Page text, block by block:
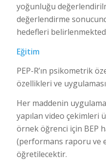
yoğunluğu
değerlendirme
hedefleri
Eğitim
PEP-R’ın psikometrik
özellikleri ve
Her maddenin
yapılan video çekimleri
örnek öğrenci için BEP
(performans raporu ve
öğretilecektir.